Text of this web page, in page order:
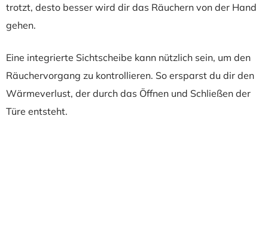
trotzt, desto besser wird dir das Räuchern von der Hand
gehen.
Eine integrierte Sichtscheibe kann nützlich sein, um den
Räuchervorgang zu kontrollieren. So ersparst du dir den
Wärmeverlust, der durch das Öffnen und Schließen der
Türe entsteht.